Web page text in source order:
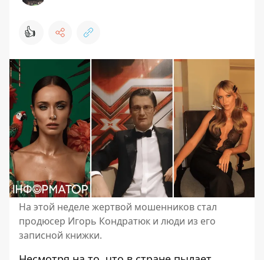
👍
На этой неделе жертвой мошенников стал
продюсер Игорь Кондратюк и люди из его
записной книжки.